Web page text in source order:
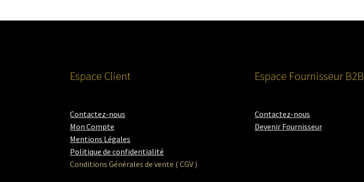
Espace Client
Contactez-nous
Mon Compte
Mentions Légales
Politique de confidentialité
Conditions Générales de vente ( CGV )
Espace Fournisseur B2B
Contactez-nous
Devenir Fournisseur